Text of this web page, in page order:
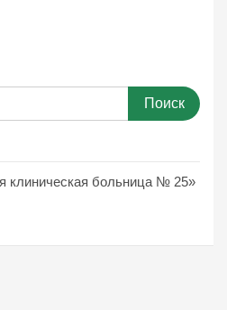
Поиск
клиническая больница № 25»